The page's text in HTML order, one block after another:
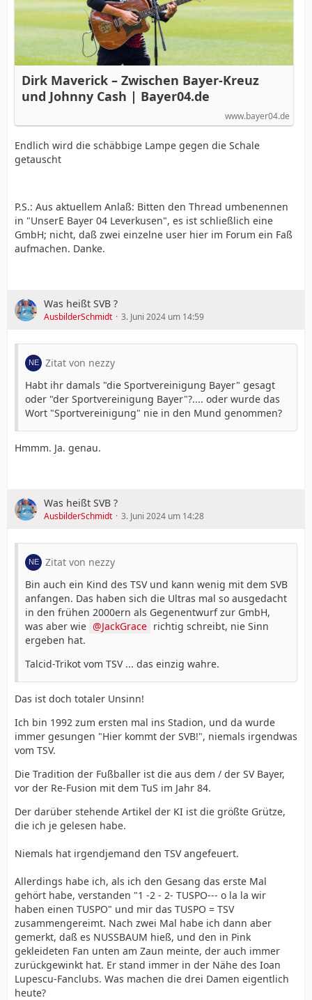
Dirk Maverick – Zwischen Bayer-Kreuz
und Johnny Cash | Bayer04.de
www.bayer04.de
Endlich wird die schäbbige Lampe gegen die Schale
getauscht
P.S.: Aus aktuellem Anlaß: Bitten den Thread umbenennen
in "UnserE Bayer 04 Leverkusen", es ist schließlich eine
GmbH; nicht, daß zwei einzelne user hier im Forum ein Faß
aufmachen. Danke.
Was heißt SVB ?
AusbilderSchmidt 3. Juni 2024 um 14:59
Zitat von nezzy
Habt ihr damals "die Sportvereinigung Bayer" gesagt
oder "der Sportvereinigung Bayer"?.... oder wurde das
Wort "Sportvereinigung" nie in den Mund genommen?
Hmmm. Ja. genau.
Was heißt SVB ?
AusbilderSchmidt 3. Juni 2024 um 14:28
Zitat von nezzy
Bin auch ein Kind des TSV und kann wenig mit dem SVB
anfangen. Das haben sich die Ultras mal so ausgedacht
in den frühen 2000ern als Gegenentwurf zur GmbH,
was aber wie
JackGrace richtig schreibt, nie Sinn
ergeben hat.
Talcid-Trikot vom TSV ... das einzig wahre.
Das ist doch totaler Unsinn!
Ich bin 1992 zum ersten mal ins Stadion, und da wurde
immer gesungen "Hier kommt der SVB!", niemals irgendwas
vom TSV.
Die Tradition der Fußballer ist die aus dem / der SV Bayer,
vor der Re-Fusion mit dem TuS im Jahr 84.
Der darüber stehende Artikel der KI ist die größte Grütze,
die ich je gelesen habe.
Niemals hat irgendjemand den TSV angefeuert.
Allerdings habe ich, als ich den Gesang das erste Mal
gehört habe, verstanden "1 -2 - 2- TUSPO--- o la la wir
haben einen TUSPO" und mir das TUSPO = TSV
zusammengereimt. Nach zwei Mal habe ich dann aber
gemerkt, daß es NUSSBAUM hieß, und den in Pink
gekleideten Fan unten am Zaun meinte, der auch immer
zurückgewinkt hat. Er stand immer in der Nähe des Ioan
Lupescu-Fanclubs. Was machen die drei Damen eigentlich
heute?